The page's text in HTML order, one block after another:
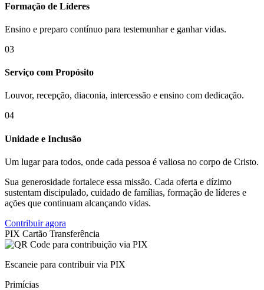
Formação de Líderes
Ensino e preparo contínuo para testemunhar e ganhar vidas.
03
Serviço com Propósito
Louvor, recepção, diaconia, intercessão e ensino com dedicação.
04
Unidade e Inclusão
Um lugar para todos, onde cada pessoa é valiosa no corpo de Cristo.
Sua generosidade fortalece essa missão. Cada oferta e dízimo
sustentam discipulado, cuidado de famílias, formação de líderes e
ações que continuam alcançando vidas.
Contribuir agora
PIX Cartão Transferência
Escaneie para contribuir via PIX
Primícias